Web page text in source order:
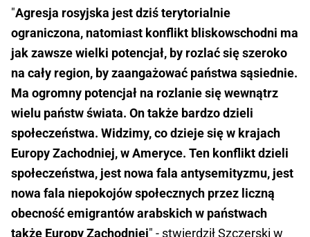
"Agresja rosyjska jest dziś terytorialnie
ograniczona, natomiast konflikt bliskowschodni ma
jak zawsze wielki potencjał, by rozlać się szeroko
na cały region, by zaangażować państwa sąsiednie.
Ma ogromny potencjał na rozlanie się wewnątrz
wielu państw świata. On także bardzo dzieli
społeczeństwa. Widzimy, co dzieje się w krajach
Europy Zachodniej, w Ameryce. Ten konflikt dzieli
społeczeństwa, jest nowa fala antysemityzmu, jest
nowa fala niepokojów społecznych przez liczną
obecność emigrantów arabskich w państwach
także Europy Zachodniej" - stwierdził Szczerski w